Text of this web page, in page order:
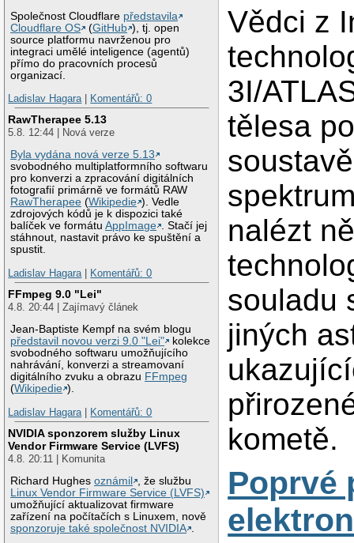
Společnost Cloudflare představila
Cloudflare OS
(GitHub ), tj. open
source platformu navrženou pro
integraci umělé inteligence (agentů)
přímo do pracovních procesů
organizací.
Ladislav Hagara| Komentářů: 0
RawTherapee 5.13
5.8. 12:44 | Nová verze
Byla vydána nová verze 5.13
svobodného multiplatformního softwaru
pro konverzi a zpracování digitálních
fotografií primárně ve formátů RAW
RawTherapee (Wikipedie ). Vedle
zdrojových kódů je k dispozici také
balíček ve formátuAppImage . Stačí jej
stáhnout, nastavit právo ke spuštění a
spustit.
Ladislav Hagara| Komentářů: 0
FFmpeg 9.0 "Lei"
4.8. 20:44 | Zajímavý článek
Jean-Baptiste Kempf na svém blogu
představil novou verzi 9.0 "Lei"
kolekce
svobodného softwaru umožňujícího
nahrávání, konverzi a streamovaní
digitálního zvuku a obrazu FFmpeg
(Wikipedie ).
Ladislav Hagara| Komentářů: 0
NVIDIA sponzorem služby Linux
Vendor Firmware Service (LVFS)
4.8. 20:11 | Komunita
Richard Hughesoznámil
, že službu
Linux Vendor Firmware Service (LVFS)
umožňující aktualizovat firmware
zařízení na počítačích s Linuxem, nově
sponzoruje také společnost NVIDIA .
Vědci z
3I/
tělesa
nalézt
souladu
jiných
kometě.
Poprvé